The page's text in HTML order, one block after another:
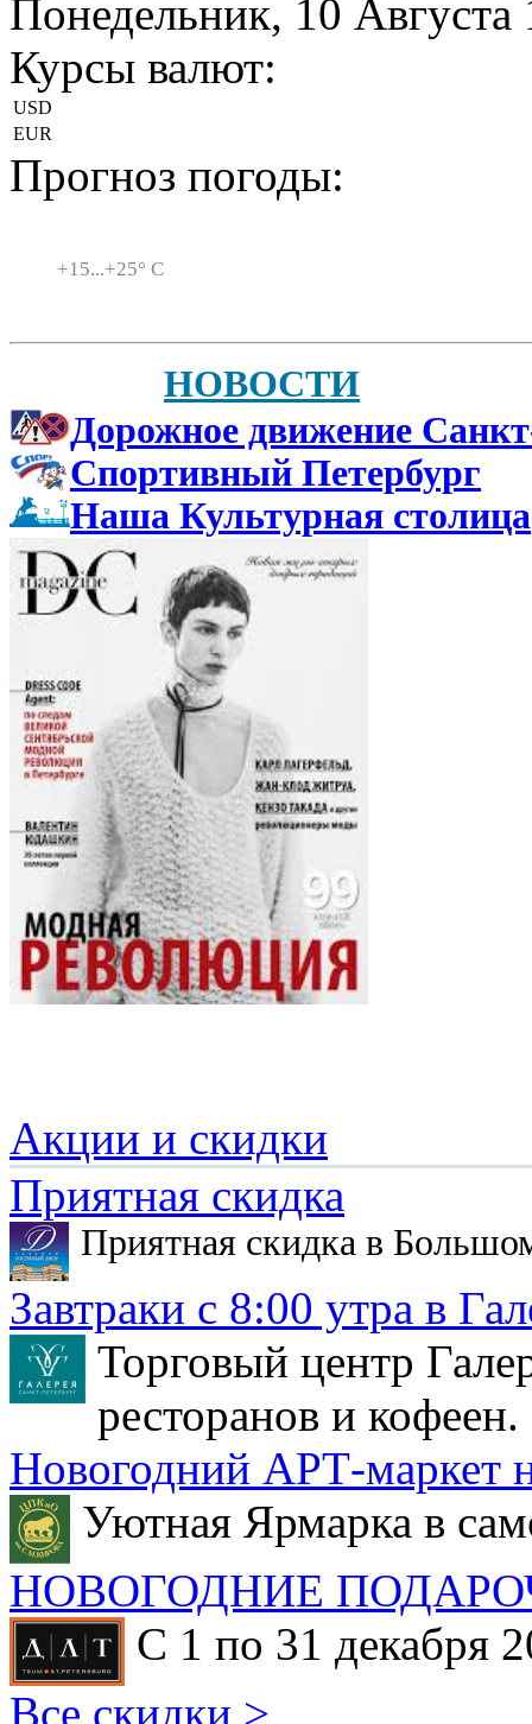
Понедельник, 10 Августа
Курсы валют:
USD
EUR
Прогноз погоды:
+15...+25° C
НОВОСТИ
Дорожное движение
Спортивный Петербург
Наша Культурная столица
Акции и скидки
Приятная скидка
Приятная скидка в
Завтраки с 8:00 утра в
Торговый центр
ресторанов и кофеен.
Новогодний АРТ-маркет
Уютная Ярмарка в
НОВОГОДНИЕ
С 1 по 31 декабря
Все скидки >